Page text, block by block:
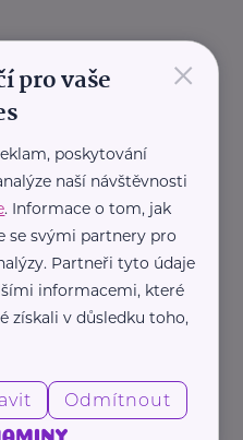
×
pro vaše
poskytování
naší návštěvnosti
. Informace o tom, jak
se svými partnery pro
Partneři tyto údaje
informacemi, které
získali v důsledku toho,
Odmítnout